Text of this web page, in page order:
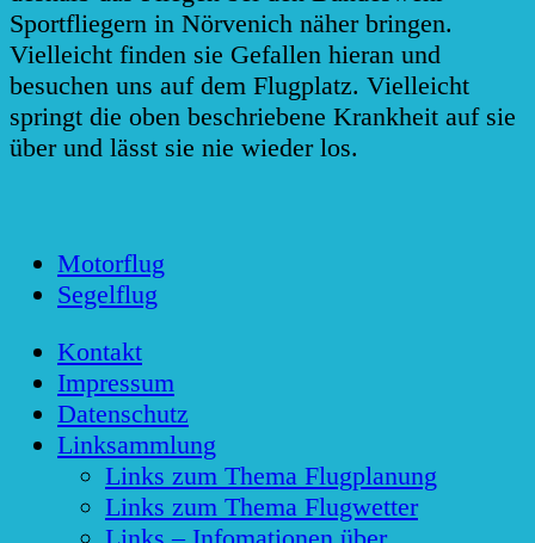
Sportfliegern in Nörvenich näher bringen.
Vielleicht finden sie Gefallen hieran und
besuchen uns auf dem Flugplatz. Vielleicht
springt die oben beschriebene Krankheit auf sie
über und lässt sie nie wieder los.
Motorflug
Segelflug
Kontakt
Impressum
Datenschutz
Linksammlung
Links zum Thema Flugplanung
Links zum Thema Flugwetter